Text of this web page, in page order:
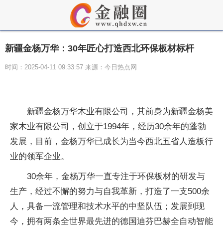
新疆金杨万华：30年匠心打造西北环保板材标杆
时间：2025-04-11 09:33:57 来源：今日热点网
新疆金杨万华木业有限公司，其前身为新疆金杨美
家木业有限公司，创立于1994年，经历30余年的蓬勃
发展，目前，金杨万华已成长为当今西北五省人造板行
业的领军企业。
30余年，金杨万华一直专注于环保板材的研发与
生产，经过不懈的努力与自我革新，打造了一支500余
人，具备一流管理和技术水平的中坚队伍；发展到现
今，拥有两条全世界最先进的德国迪芬巴赫全自动智能